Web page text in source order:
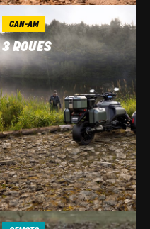
CAN-AM
3 ROUES